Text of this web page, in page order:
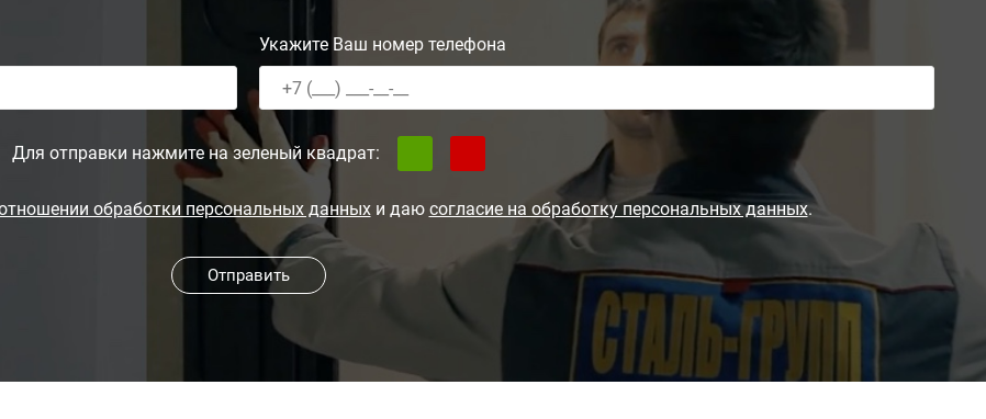
Укажите Ваш номер телефона
Для отправки нажмите на зеленый квадрат:
обработки персональных данныхи даю согласие на обработку персональных данных.
Отправить